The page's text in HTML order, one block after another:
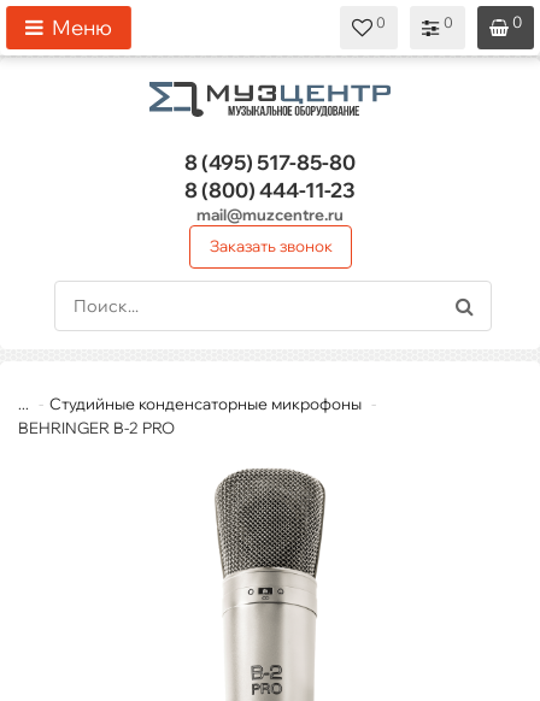
0
0
0
Меню
8 (495)517-85-80
8 (800)444-11-23
mail@muzcentre.ru
Заказать звонок
...
Студийные конденсаторные микрофоны
BEHRINGER B-2 PRO